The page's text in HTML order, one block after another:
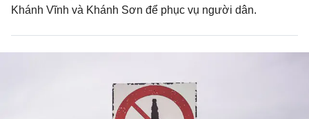
Khánh Vĩnh và Khánh Sơn để phục vụ người dân.